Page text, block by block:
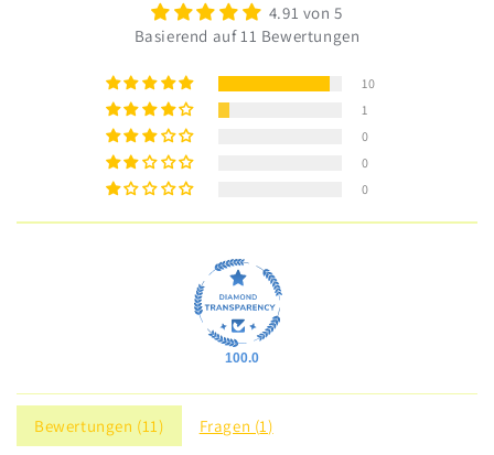
4.91 von 5
Basierend auf 11 Bewertungen
10
1
0
0
0
100.0
Bewertungen (11) Fragen (1)